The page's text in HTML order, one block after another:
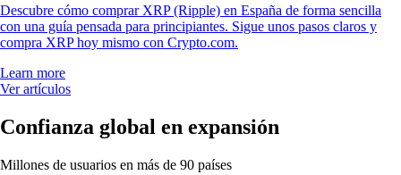
Descubre cómo comprar XRP (Ripple) en España de forma sencilla
con una guía pensada para principiantes. Sigue unos pasos claros y
compra XRP hoy mismo con Crypto.com.
Learn more
Ver artículos
Confianza global en expansión
Millones de usuarios en más de 90 países